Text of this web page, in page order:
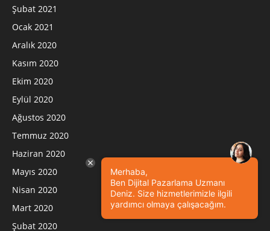
Şubat 2021
Ocak 2021
Aralık 2020
Kasım 2020
Ekim 2020
Eylül 2020
Ağustos 2020
Temmuz 2020
Haziran 2020
Mayıs 2020
Nisan 2020
Mart 2020
Şubat 2020
Merhaba,
Ben Dijital Pazarlama Uzmanı
Deniz. Size hizmetlerimizle ilgili
yardımcı olmaya çalışacağım.